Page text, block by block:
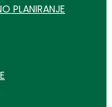
PLANIRANJE